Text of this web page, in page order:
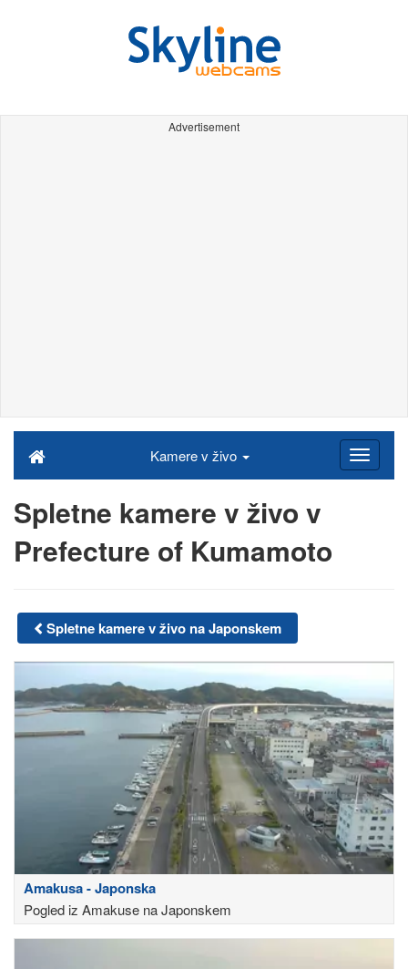
Advertisement
Kamere v živo
Spletne kamere v živo v
Prefecture of Kumamoto
Spletne kamere v živo na Japonskem
Amakusa - Japonska
Pogled iz Amakuse na Japonskem